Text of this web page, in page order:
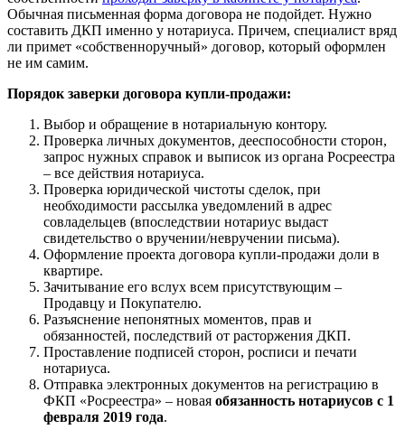
Обычная письменная форма договора не подойдет. Нужно
составить ДКП именно у нотариуса. Причем, специалист вряд
ли примет «собственноручный» договор, который оформлен
не им самим.
Порядок заверки договора купли-продажи:
Выбор и обращение в нотариальную контору.
Проверка личных документов, дееспособности сторон,
запрос нужных справок и выписок из органа Росреестра
– все действия нотариуса.
Проверка юридической чистоты сделок, при
необходимости рассылка уведомлений в адрес
совладельцев (впоследствии нотариус выдаст
свидетельство о вручении/невручении письма).
Оформление проекта договора купли-продажи доли в
квартире.
Зачитывание его вслух всем присутствующим –
Продавцу и Покупателю.
Разъяснение непонятных моментов, прав и
обязанностей, последствий от расторжения ДКП.
Проставление подписей сторон, росписи и печати
нотариуса.
Отправка электронных документов на регистрацию в
ФКП «Росреестра» – новая обязанность нотариусов с 1
февраля 2019 года.